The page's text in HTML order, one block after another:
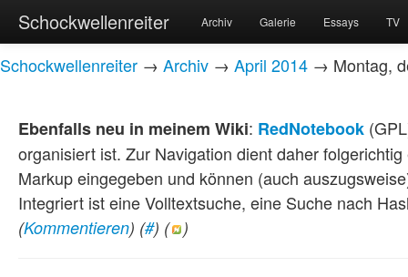
Schockwellenreiter Archiv Galerie Essays TV
Schockwellenreiter → Archiv → April 2014 → Montag,
Ebenfalls neu in meinem Wiki: RedNotebook
organisiert ist. Zur Navigation dient daher
Markup eingegeben und können (auch
Integriert ist eine Volltextsuche, eine Suche nach
(Kommentieren) (#) ( )